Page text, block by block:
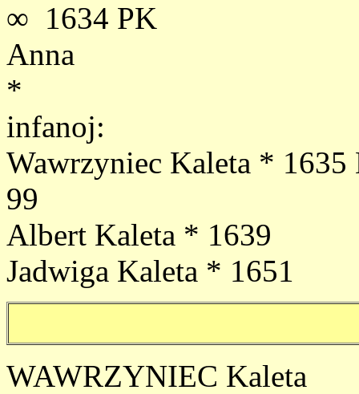
∞ 1634 PK
Anna
*
infanoj:
Wawrzyniec Kaleta *
99
Albert Kaleta * 1639
Jadwiga Kaleta * 1651
WAWRZYNIEC Kaleta